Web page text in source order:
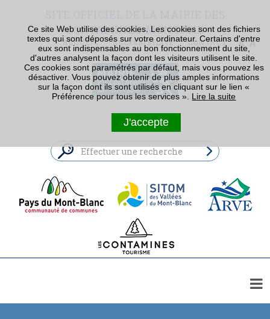
CONTAMINES-MONTJOIE
ACCUEIL ACCESSIBILITÉ CONTACT
Ce site Web utilise des cookies. Les cookies sont des fichiers
textes qui sont déposés sur votre ordinateur. Certains d'entre
eux sont indispensables au bon fonctionnement du site,
d'autres analysent la façon dont les visiteurs utilisent le site.
Ces cookies sont paramétrés par défaut, mais vous pouvez les
désactiver. Vous pouvez obtenir de plus amples informations
sur la façon dont ils sont utilisés en cliquant sur le lien «
Préférence pour tous les services ». Lire la suite
J'accepte